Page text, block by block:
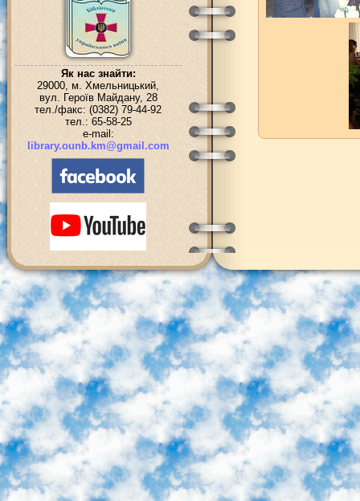
Як нас знайти:
29000, м. Хмельницький,
вул. Героїв Майдану, 28
тел./факс: (0382) 79-44-92
тел.: 65-58-25
e-mail:
library.ounb.km@gmail.com